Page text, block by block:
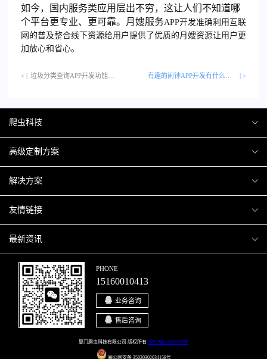
如今，国内服务类应用层出不穷，这让人们不知道哪
个平台更专业、更可靠。月嫂服务APP开发准确利用互联
网的普及整合线下资源给用户提供了优质的月嫂资源让用户更
加放心和省心。
< | | >
爬虫科技
爬虫案例
关于爬虫
高级定制方案
H5互动营销
微信小程序
移动APP
解决方案
商城解决方案
商城会员积分商城解决方案
网站解决方案
智慧校园解决方案
智慧停车解决方案
友情链接
厦门小程序开发
厦门APP开发
厦门微商城开发
博客园
最新资讯
行业资讯
爬虫动态
PHONE
15160010413
业务咨询
售后咨询
厦门爬虫科技有限公司 版权所有 闽ICP备17000429号
闽公网安备 35020302034158号